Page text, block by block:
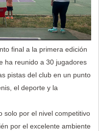
final a la primera edición
ha reunido a 30 jugadores
pistas del club en un punto
el deporte y la
solo por el nivel competitivo
por el excelente ambiente